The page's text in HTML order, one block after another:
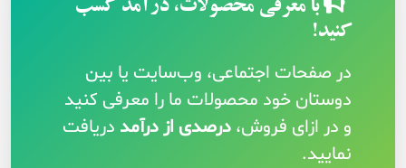
با معرفی محصولات، درآمد کسب
کنید!
در صفحات اجتماعی، وب‌سایت یا بین
دوستان خود محصولات ما را معرفی کنید
و در ازای فروش، درصدی از درآمد دریافت
نمایید.